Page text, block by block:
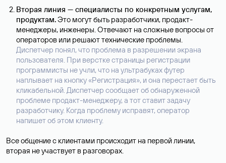
Вторая линия — специалисты по конкретным услугам,
продуктам.Это могут быть разработчики, продакт-
менеджеры, инженеры. Отвечают на сложные вопросы от
операторов или решают технические проблемы.
Диспетчер понял, что проблема в разрешении экрана
пользователя. При верстке страницы регистрации
программисты не учли, что на ультрабуках футер
наплывает на кнопку «Регистрация», и она перестает быть
кликабельной. Диспетчер сообщает об обнаруженной
проблеме продакт-менеджеру, а тот ставит задачу
разработчику. Когда проблему исправят, оператор
напишет об этом клиенту.
Все общение с клиентами происходит на первой линии,
вторая не участвует в разговорах.